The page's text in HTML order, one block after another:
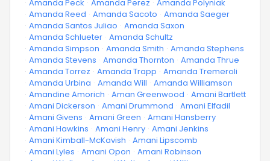
· Amanda Peck · Amanda Perez · Amanda Polyniak
· Amanda Reed · Amanda Sacoto · Amanda Saeger
· Amanda Santos Juliao · Amanda Saxon
· Amanda Schlueter · Amanda Schultz
· Amanda Simpson · Amanda Smith · Amanda Stephens
· Amanda Stevens · Amanda Thornton · Amanda Thrue
· Amanda Torrez · Amanda Trapp · Amanda Tremeroli
· Amanda Urbina · Amanda Will · Amanda Williamson
· Amandine Amorich · Aman Greenwood · Amani Bartlett
· Amani Dickerson · Amani Drummond · Amani Elfadil
· Amani Givens · Amani Green · Amani Hansberry
· Amani Hawkins · Amani Henry · Amani Jenkins
· Amani Kimball-McKavish · Amani Lipscomb
· Amani Lyles · Amani Opon · Amani Robinson